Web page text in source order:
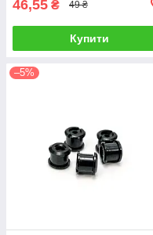
46,55 ₴ 49 ₴
Купити
–5%